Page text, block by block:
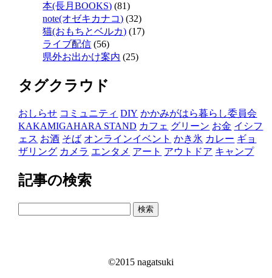
本(長月BOOKS) (81)
note(オゼキカナコ) (32)
猫(おもちとベルカ) (17)
ライブ配信 (56)
県外お出かけ案内 (25)
タグクラウド
おしらせ コミュニティ DIY かかみがはら暮らし委員会
KAKAMIGAHARA STAND カフェ グリーン お金 イシフ
ェス お酒 そば オンラインイベント かき氷 カレー ギョ
ザリング カメラ エンタメ アート アウトドア キャンプ
記事の検索
©2015 nagatsuki